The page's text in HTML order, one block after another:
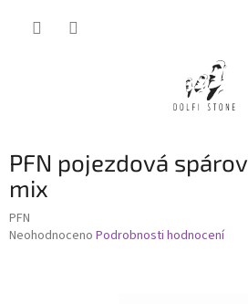
PFN pojezdová
mix
PFN
Průměrné
Neohodnoceno Podrobnosti hodnocení